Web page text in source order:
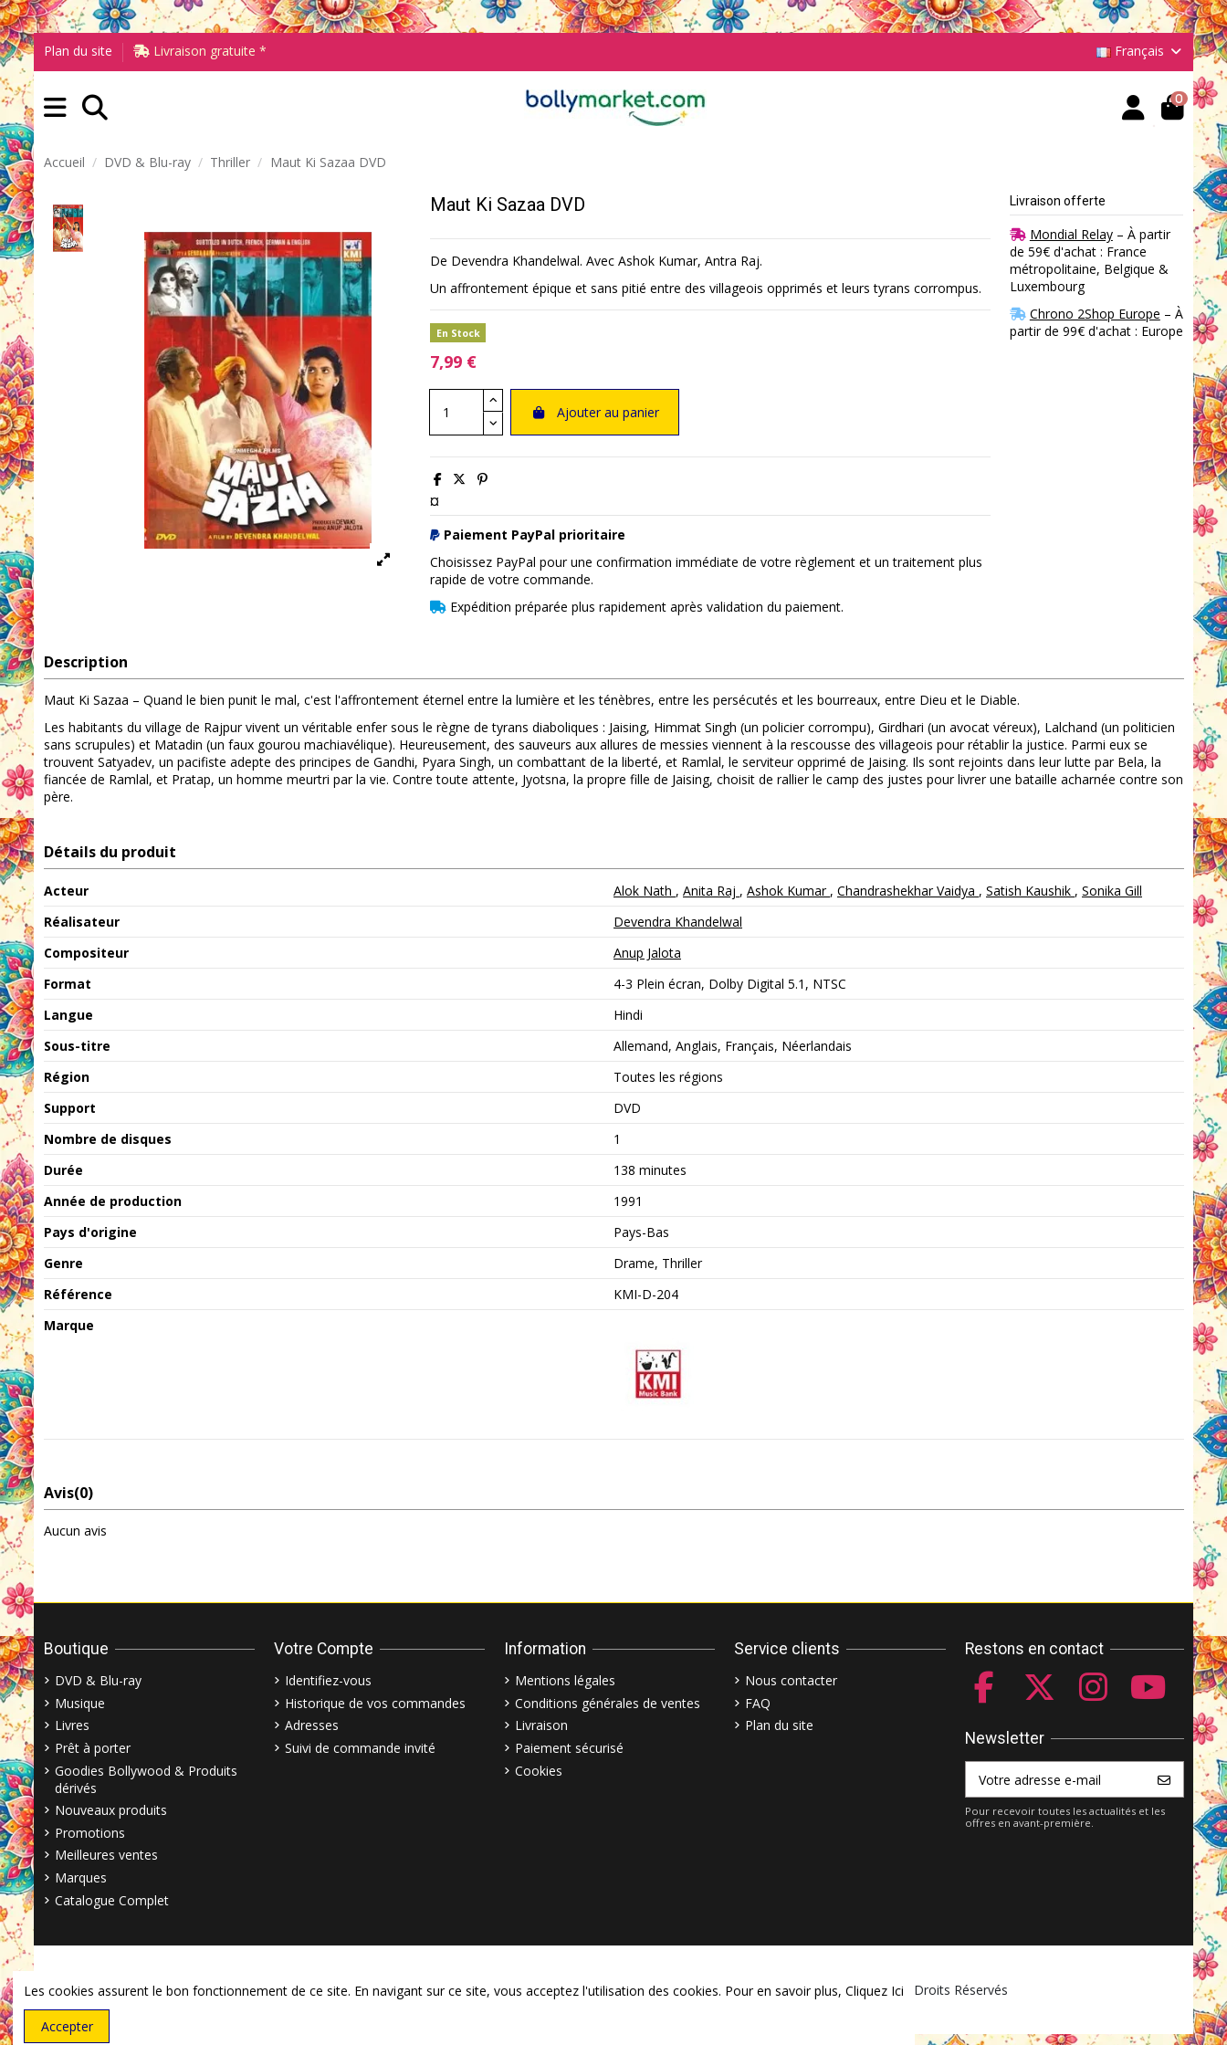
Plan du site Livraison gratuite * Français
0
Accueil DVD & Blu-ray Thriller Maut Ki Sazaa DVD
Maut Ki Sazaa DVD
De Devendra Khandelwal. Avec Ashok Kumar, Antra Raj.
Un affrontement épique et sans pitié entre des villageois opprimés et leurs tyrans corrompus.
En Stock
7,99 €
Ajouter au panier
¤
Paiement PayPal prioritaire
Choisissez PayPal pour une confirmation immédiate de votre règlement et un traitement plus
rapide de votre commande.
Expédition préparée plus rapidement après validation du paiement.
Livraison offerte
Mondial Relay– À partir
de 59€ d'achat : France
métropolitaine, Belgique &
Luxembourg
Chrono 2Shop Europe – À
partir de 99€ d'achat : Europe
Description
Maut Ki Sazaa – Quand le bien punit le mal, c'est l'affrontement éternel entre la lumière et les ténèbres, entre les persécutés et les bourreaux, entre Dieu et le Diable.
Les habitants du village de Rajpur vivent un véritable enfer sous le règne de tyrans diaboliques : Jaising, Himmat Singh (un policier corrompu), Girdhari (un avocat véreux), Lalchand (un politicien
sans scrupules) et Matadin (un faux gourou machiavélique). Heureusement, des sauveurs aux allures de messies viennent à la rescousse des villageois pour rétablir la justice. Parmi eux se
trouvent Satyadev, un pacifiste adepte des principes de Gandhi, Pyara Singh, un combattant de la liberté, et Ramlal, le serviteur opprimé de Jaising. Ils sont rejoints dans leur lutte par Bela, la
fiancée de Ramlal, et Pratap, un homme meurtri par la vie. Contre toute attente, Jyotsna, la propre fille de Jaising, choisit de rallier le camp des justes pour livrer une bataille acharnée contre son
père.
Détails du produit
Acteur Alok Nath , Anita Raj , Ashok Kumar , Chandrashekhar Vaidya , Satish Kaushik , Sonika Gill
Réalisateur
Devendra Khandelwal
Compositeur
Anup Jalota
Format
4-3 Plein écran, Dolby Digital 5.1, NTSC
Langue
Hindi
Sous-titre
Allemand, Anglais, Français, Néerlandais
Région
Toutes les régions
Support
DVD
Nombre de disques
1
Durée
138 minutes
Année de production
1991
Pays d'origine
Pays-Bas
Genre
Drame, Thriller
Référence
KMI-D-204
Marque
Avis(0)
Aucun avis
Boutique
DVD & Blu-ray
Musique
Livres
Prêt à porter
Goodies Bollywood & Produits
dérivés
Nouveaux produits
Promotions
Meilleures ventes
Marques
Catalogue Complet
Votre Compte
Identifiez-vous
Historique de vos commandes
Adresses
Suivi de commande invité
Information
Mentions légales
Conditions générales de ventes
Livraison
Paiement sécurisé
Cookies
Service clients
Nous contacter
FAQ
Plan du site
Restons en contact
Newsletter
Pour recevoir toutes les actualités et les
offres en avant-première.
© Copyright 2003–2026 Bollymarket.com - Tous Droits Réservés
Les cookies assurent le bon fonctionnement de ce site. En navigant sur ce site, vous acceptez l'utilisation des cookies. Pour en savoir plus, Cliquez Ici
Accepter